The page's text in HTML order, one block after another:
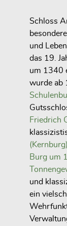
Schloss
und
das 19.
um 1340
wurde ab
Friedrich
Burg um
und
ein